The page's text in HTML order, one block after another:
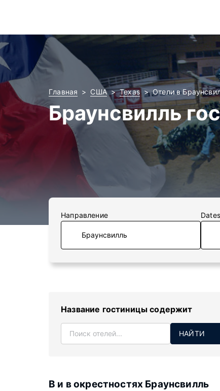
Главная США Texas Отели в
Браунсвилль
Направление Dates
Название гостиницы содержит
НАЙТИ
В и в окрестностях Браунсвилль